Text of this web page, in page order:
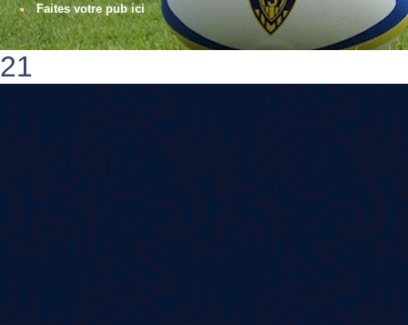
Faites votre pub ici
21